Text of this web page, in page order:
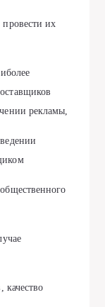
их
рекламы,
качество